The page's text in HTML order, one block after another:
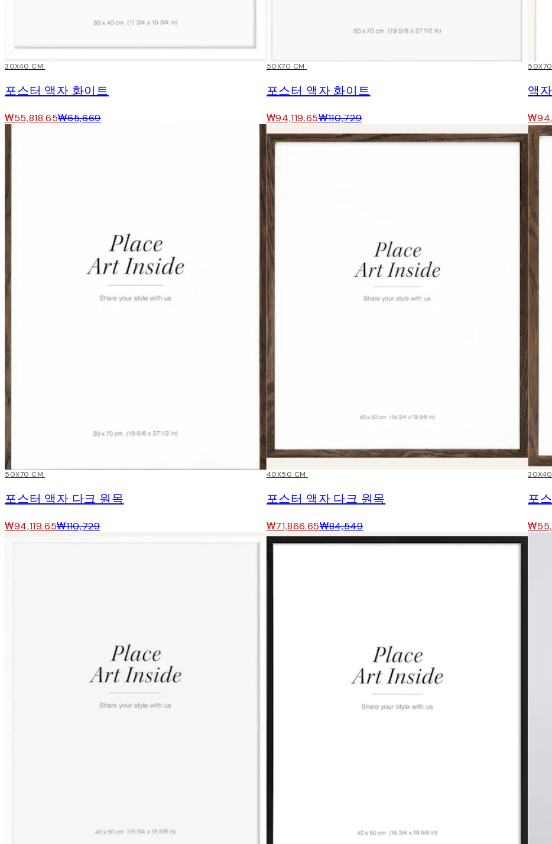
15%*
30X40 CM
포스터 액자 화이트
₩55,818.65₩65,669
15%*
50X70 CM
포스터 액자 화이트
₩94,119.65₩110,729
15%*
액
15%*
50X70 CM
포스터 액자 다크 원목
₩94,119.65₩110,729
15%*
40X50 CM
포스터 액자 다크 원목
₩71,866.65₩84,549
15%*
포